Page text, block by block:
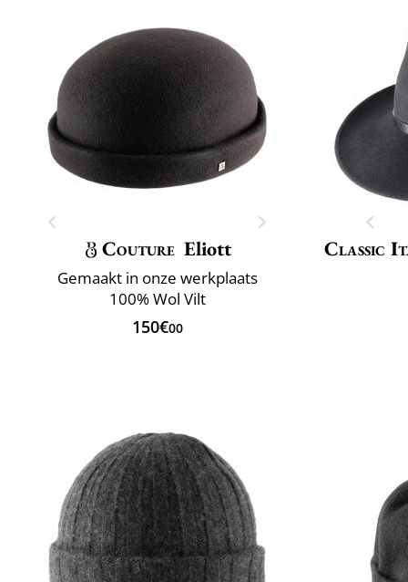
Couture Eliott
Gemaakt in onze werkplaats
100% Wol Vilt
150€00
Classic